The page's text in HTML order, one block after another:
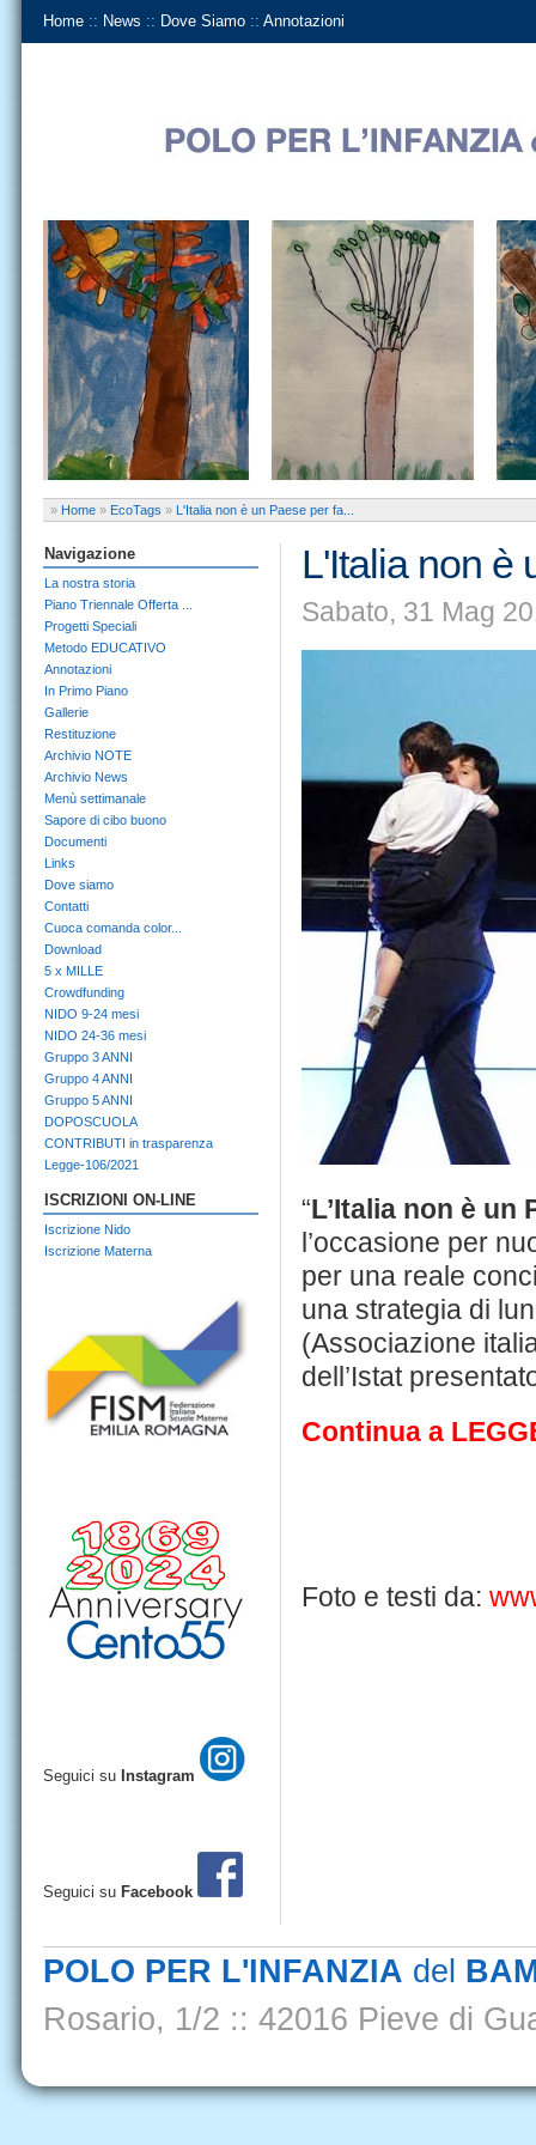
Home :: News :: Dove Siamo :: Annotazioni
» Home » EcoTags » L'Italia non è un Paese per fa...
L'Italia non è
Sabato, 31 Mag
“L’Italia non è un
l’occasione per
per una reale
una strategia di
(Associazione
dell’Istat
Continua a
Foto e testi da:
Navigazione
La nostra storia
Piano Triennale Offerta ...
Progetti Speciali
Metodo EDUCATIVO
Annotazioni
In Primo Piano
Gallerie
Restituzione
Archivio NOTE
Archivio News
Menù settimanale
Sapore di cibo buono
Documenti
Links
Dove siamo
Contatti
Cuoca comanda color...
Download
5 x MILLE
Crowdfunding
NIDO 9-24 mesi
NIDO 24-36 mesi
Gruppo 3 ANNI
Gruppo 4 ANNI
Gruppo 5 ANNI
DOPOSCUOLA
CONTRIBUTI in trasparenza
Legge-106/2021
ISCRIZIONI ON-LINE
Iscrizione Nido
Iscrizione Materna
Seguici su Instagram
Seguici su Facebook
POLO PER L'INFANZIA del
Rosario, 1/2 :: 42016 Pieve di